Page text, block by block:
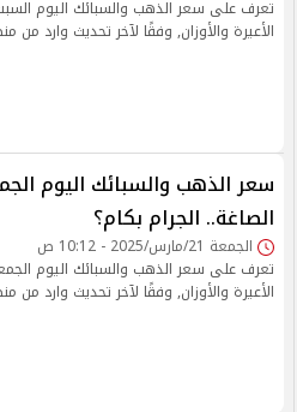
الأعيرة والأوزان, وفقًا لآخر تحديث وارد من
الصاغة.. الجرام بكام؟
الجمعة 21/مارس/2025 - 10:12 ص
الأعيرة والأوزان, وفقًا لآخر تحديث وارد من